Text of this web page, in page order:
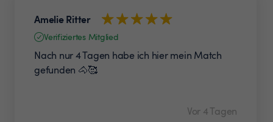
Amelie Ritter
Verifiziertes Mitglied
Nach nur 4 Tagen habe ich hier mein Match
gefunden 🐴🥰
Vor 4 Tagen